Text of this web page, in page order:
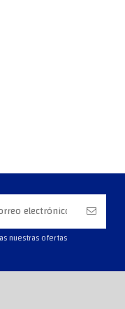
nuestras ofertas